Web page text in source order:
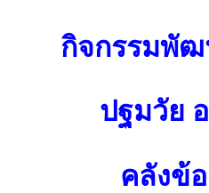
กิจกรรมพัฒ
ปฐมวัย
คลังข้